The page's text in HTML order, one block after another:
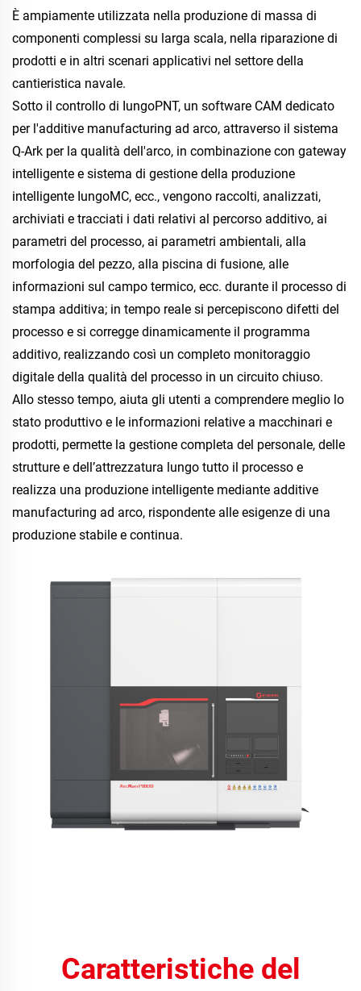
È ampiamente utilizzata nella produzione di massa di
componenti complessi su larga scala, nella riparazione di
prodotti e in altri scenari applicativi nel settore della
cantieristica navale.
Sotto il controllo di IungoPNT, un software CAM dedicato
per l'additive manufacturing ad arco, attraverso il sistema
Q-Ark per la qualità dell'arco, in combinazione con gateway
intelligente e sistema di gestione della produzione
intelligente IungoMC, ecc., vengono raccolti, analizzati,
archiviati e tracciati i dati relativi al percorso additivo, ai
parametri del processo, ai parametri ambientali, alla
morfologia del pezzo, alla piscina di fusione, alle
informazioni sul campo termico, ecc. durante il processo di
stampa additiva; in tempo reale si percepiscono difetti del
processo e si corregge dinamicamente il programma
additivo, realizzando così un completo monitoraggio
digitale della qualità del processo in un circuito chiuso.
Allo stesso tempo, aiuta gli utenti a comprendere meglio lo
stato produttivo e le informazioni relative a macchinari e
prodotti, permette la gestione completa del personale, delle
strutture e dell’attrezzatura lungo tutto il processo e
realizza una produzione intelligente mediante additive
manufacturing ad arco, rispondente alle esigenze di una
produzione stabile e continua.
Caratteristiche del